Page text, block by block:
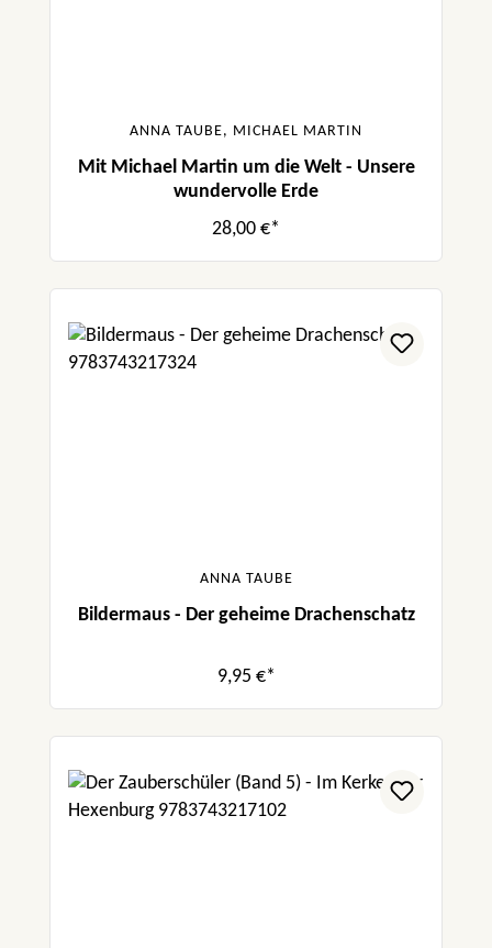
ANNA TAUBE, MICHAEL MARTIN
Mit Michael Martin um die Welt - Unsere
wundervolle Erde
28,00 €*
ANNA TAUBE
Bildermaus - Der geheime Drachenschatz
9,95 €*